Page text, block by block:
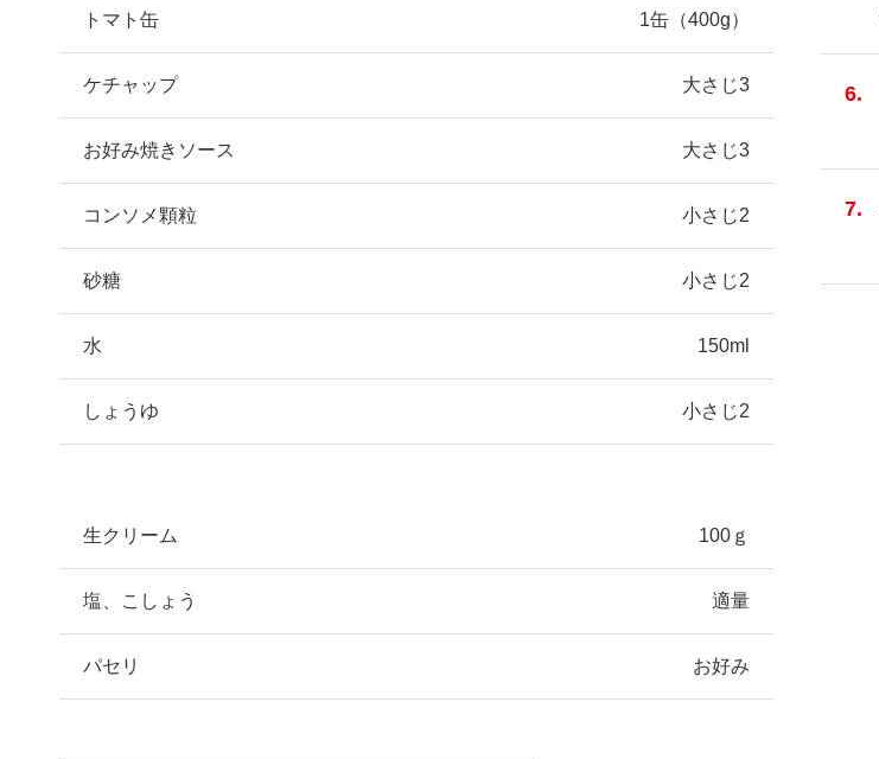
トマト缶 1缶（400g）
ケチャップ 大さじ3
お好み焼きソース 大さじ3
コンソメ顆粒 小さじ2
砂糖 小さじ2
水 150ml
しょうゆ 小さじ2
生クリーム 100ｇ
塩、こしょう 適量
パセリ お好み